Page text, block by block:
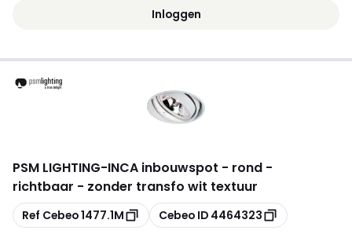
Inloggen
PSM LIGHTING-INCA inbouwspot - rond -
richtbaar - zonder transfo wit textuur
Kopiëren
Ref Cebeo1477.1M Kopiëren
Cebeo ID 4464323